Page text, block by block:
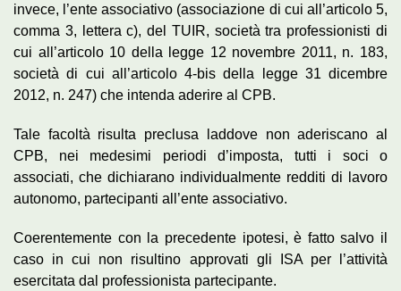
invece, l’ente associativo (associazione di cui all’articolo 5,
comma 3, lettera c), del TUIR, società tra professionisti di
cui all’articolo 10 della legge 12 novembre 2011, n. 183,
società di cui all’articolo 4-bis della legge 31 dicembre
2012, n. 247) che intenda aderire al CPB.
Tale facoltà risulta preclusa laddove non aderiscano al
CPB, nei medesimi periodi d’imposta, tutti i soci o
associati, che dichiarano individualmente redditi di lavoro
autonomo, partecipanti all’ente associativo.
Coerentemente con la precedente ipotesi, è fatto salvo il
caso in cui non risultino approvati gli ISA per l’attività
esercitata dal professionista partecipante.